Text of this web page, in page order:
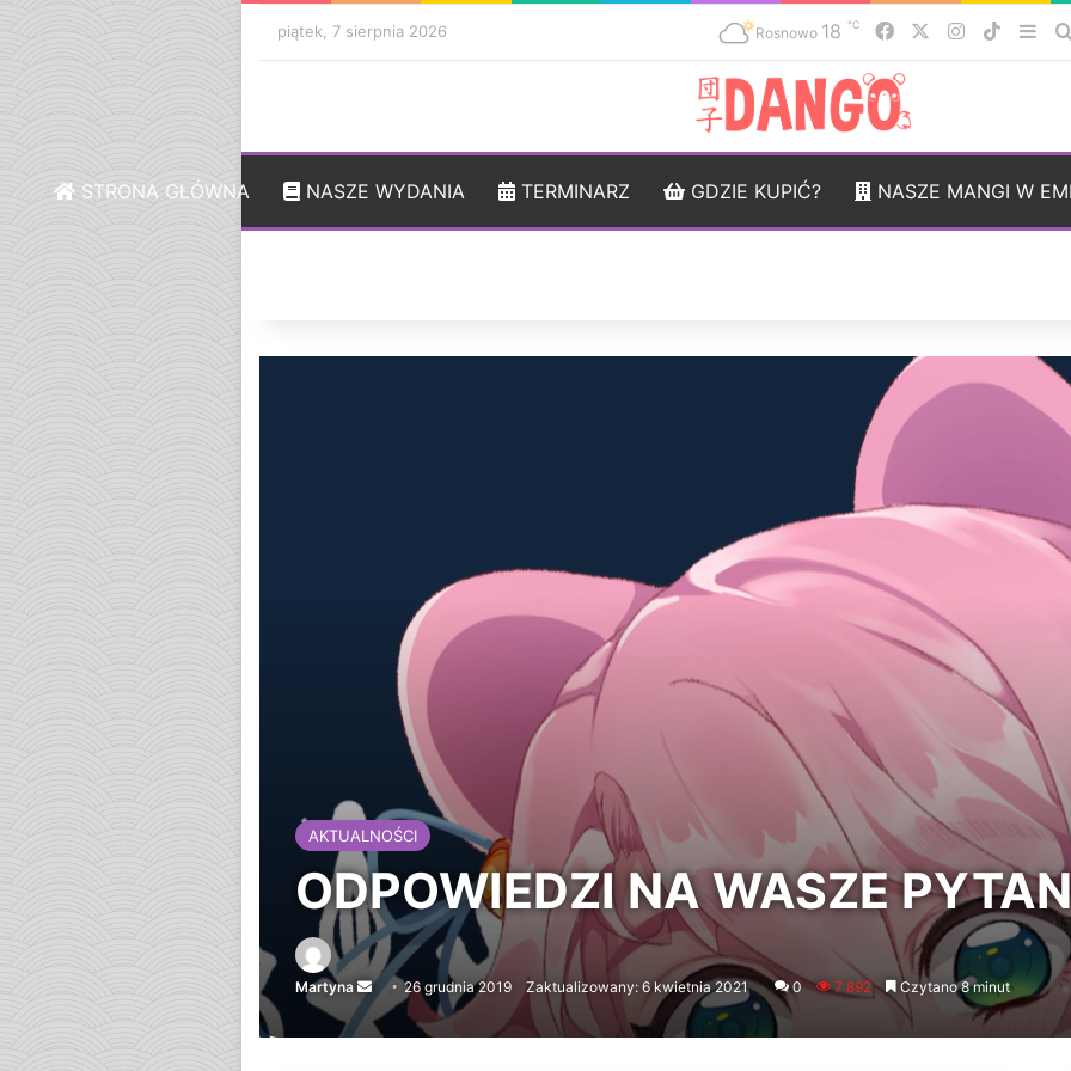
piątek, 7 sierpnia 2026 Rosnowo 18 ℃ Facebook Instagram
TikTok
STRONA GŁÓWNA NASZE WYDANIA TERMINARZ GDZIE KUPIĆ? NASZE MANGI W
AKTUALNOŚCI
ODPOWIEDZI NA WASZE
Martyna
Send
an
26 grudnia 2019 Zaktualizowany: 6 kwietnia 2021 0 7 892 Czytano 8 minut